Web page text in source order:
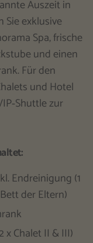
Auszeit in
Sie exklusive
Spa, frische
und einen
Für den
und Hotel
zur
Endreinigung (1
der Eltern)
x Chalet II & III)